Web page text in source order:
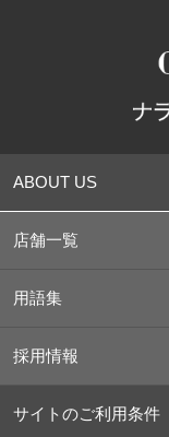
ABOUT US
店舗一覧
用語集
採用情報
サイトのご利用条件